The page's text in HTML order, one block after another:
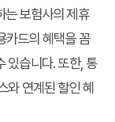
는 보험사의 제휴
카드의 혜택을 꼼
있습니다. 또한, 통
와 연계된 할인 혜